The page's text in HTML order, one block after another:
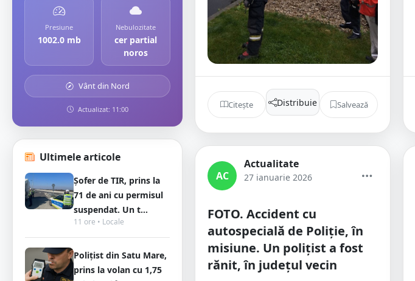
Presiune
1002.0 mb
Nebulozitate
cer partial
noros
Vânt din Nord
Actualizat: 11:00
Ultimele articole
Șofer de TIR, prins la
71 de ani cu permisul
suspendat. Un t...
11 ore • Locale
Polițist din Satu Mare,
prins la volan cu 1,75
Citește Distribuie Salvează
AC
Actualitate
27 ianuarie 2026
FOTO. Accident cu
autospecială de Poliție, în
misiune. Un polițist a fost
rănit, în județul vecin